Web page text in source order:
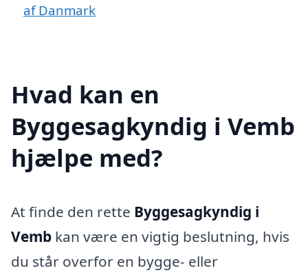
af Danmark
Hvad kan en
Byggesagkyndig i Vemb
hjælpe med?
At finde den rette Byggesagkyndig i
Vemb kan være en vigtig beslutning, hvis
du står overfor en bygge- eller